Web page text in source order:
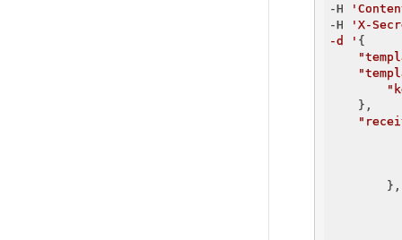
-H
-H
'X-
-d ' {
    },